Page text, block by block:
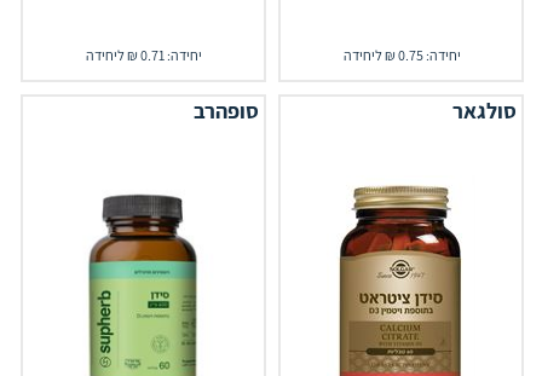
יחידה: 0.75 ₪ ליחידה יחידה: 0.71 ₪ ליחידה
סולגאר סופהרב